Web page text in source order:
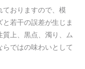
ておりますので、模
若干の誤差が生じま
上、黒点、濁り、ム
ではの味わいとして